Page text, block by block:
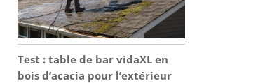
Test : table de bar vidaXL en
bois d’acacia pour l’extérieur